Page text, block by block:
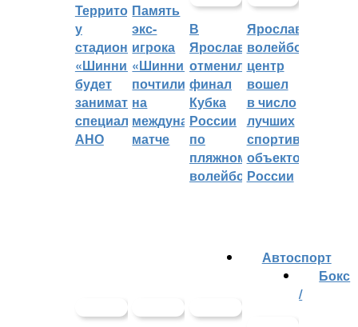
Территорией
у
стадиона
«Шинник»
будет
заниматься
специальное
АНО
Память
экс-
игрока
«Шинника»
почтили
на
международном
матче
В
Ярославле
отменили
финал
Кубка
России
по
пляжному
волейболу
Ярославский
волейбольный
центр
вошел
в число
лучших
спортивных
объектов
России
Автоспорт
Бокс
/